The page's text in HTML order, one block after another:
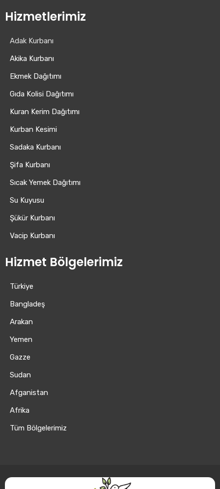
Hizmetlerimiz
Adak Kurbanı
Akika Kurbanı
Ekmek Dağıtımı
Gıda Kolisi Dağıtımı
Kuran Kerim Dağıtımı
Kurban Kesimi
Sadaka Kurbanı
Şifa Kurbanı
Sıcak Yemek Dağıtımı
Su Kuyusu
Şükür Kurbanı
Vacip Kurbanı
Hizmet Bölgelerimiz
Türkiye
Bangladeş
Arakan
Yemen
Gazze
Sudan
Afganistan
Afrika
Tüm Bölgelerimiz